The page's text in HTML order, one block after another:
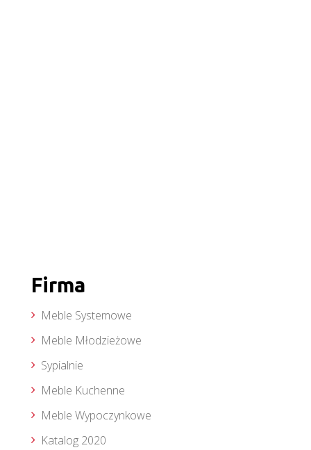
Firma
Meble Systemowe
Meble Młodzieżowe
Sypialnie
Meble Kuchenne
Meble Wypoczynkowe
Katalog 2020